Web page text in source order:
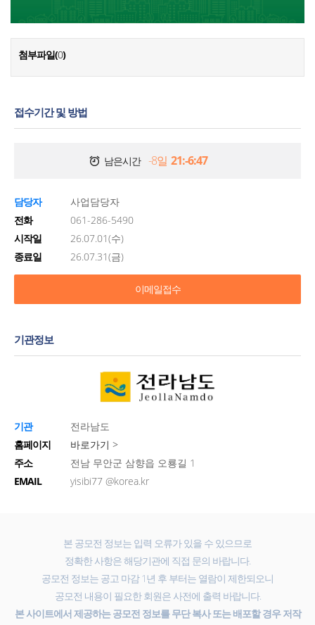
첨부파일(0)
접수기간 및 방법
남은시간 -8일 21:-6:47
담당자
사업담당자
전화
061-286-5490
시작일
26.07.01(수)
종료일
26.07.31(금)
이메일접수
기관정보
기관
전라남도
홈페이지
바로가기 >
주소
전남 무안군 삼향읍 오룡길 1
EMAIL
yisibi77 @korea.kr
본 공모전 정보는 입력 오류가 있을 수 있으므로
정확한 사항은 해당기관에 직접 문의 바랍니다.
공모전 정보는 공고 마감 1년 후 부터는 열람이 제한되오니
공모전 내용이 필요한 회원은 사전에 출력 바랍니다.
본 사이트에서 제공하는 공모전 정보를 무단 복사 또는 배포할 경우 저작